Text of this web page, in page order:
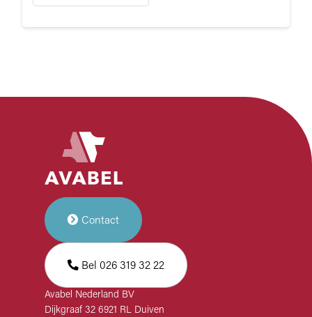
Contact
Bel 026 319 32 22
Avabel Nederland BV
Dijkgraaf 32 6921 RL Duiven